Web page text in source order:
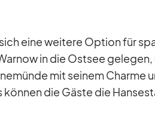
eine wei­tere Op­tion für
in die Ost­see
mit sei­nem Charme
kön­nen die Gäste die